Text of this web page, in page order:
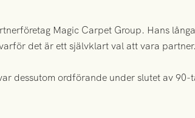
Magic Carpet Group. Hans
det är ett självklart val att vara partner.
dessutom ordförande under slutet av